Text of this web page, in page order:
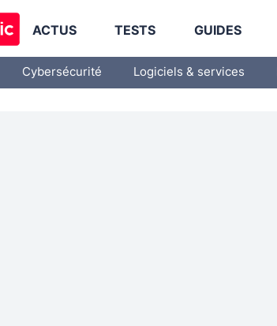
ACTUS TESTS GUIDES
Cybersécurité Logiciels & services